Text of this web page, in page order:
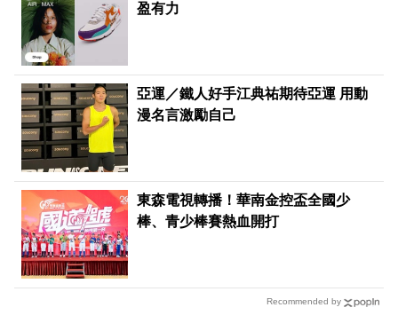
盈有力
亞運／鐵人好手江典祐期待亞運 用動
漫名言激勵自己
東森電視轉播！華南金控盃全國少
棒、青少棒賽熱血開打
Recommended by